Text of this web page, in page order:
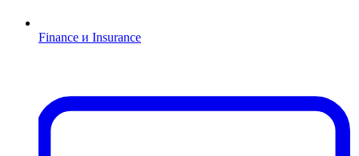
Finance и Insurance